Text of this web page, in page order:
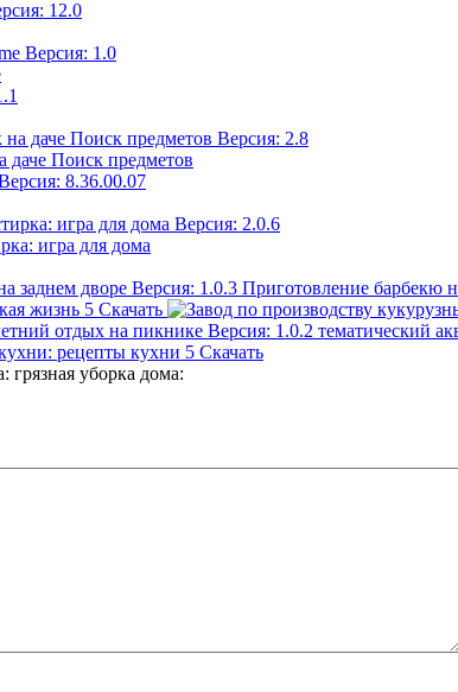
даче Поиск предметов
игра для дома
Приготовление барбекю
жизнь 5 Скачать
тематический
рецепты кухни 5 Скачать
уборка дома: